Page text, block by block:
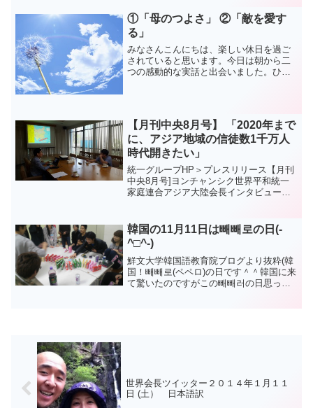
足取り平和の天福パレード'が24日午後...
①「母のつよさ」 ②「敵を愛す
る」
みなさんこんにちは、楽しい休日を過ご
されていると思います。今日は朝から二
つの感動的な実話と出会いました。ひと
【月刊中央8月号】 「2020年まで
に、アジア地域の信徒数1千万人
時代開きたい」
統一グループHP＞プレスリリース【月刊
中央8月号]ヨンチャンシク世界平和統一
家庭連合アジア大陸会長インタビュー
間信徒数倍以上増え...「氏族的メシア」
主義、部族...
韓国の11月11日は빼빼로の日(-
^□^-)
鮮文大学韓国語教育院ブログより抜粋(韓
国！빼빼로(ペペロ)の日です＾＾韓国に来
て驚いたのですがこの빼빼러の日思った
世界会長ツイッター２０１４年１月１１
日 (土） 日本語訳